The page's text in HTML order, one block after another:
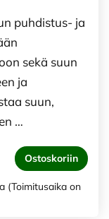
puhdistus- ja
sekä suun
ja
suun,
…
Ostoskoriin
(Toimitusaika on